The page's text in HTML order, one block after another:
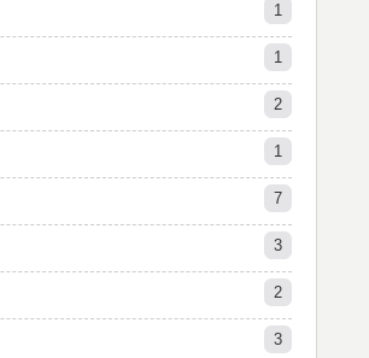
1
1
2
1
7
3
2
3